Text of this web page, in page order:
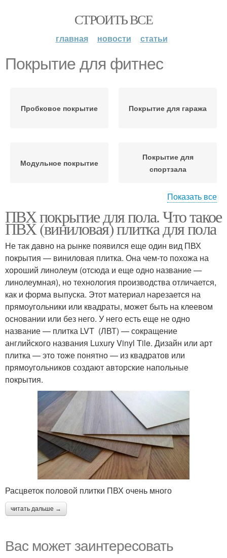
СТРОИТЬ ВСЕ
главная новости статьи
Покрытие для фитнес
Пробковое покрытие Покрытие для гаража
Модульное покрытие
Покрытие для
спортзала
Требования к
напольным покрытиям
Напольное покрытие
Показать все
ПВХ покрытие для пола. Что такое
ПВХ (виниловая) плитка для пола
Не так давно на рынке появился еще один вид ПВХ
покрытия — виниловая плитка. Она чем-то похожа на
хороший линолеум (отсюда и еще одно название —
линолеумная), но технология производства отличается,
как и форма выпуска. Этот материал нарезается на
прямоугольники или квадраты, может быть на клеевом
основании или без него. У него есть еще не одно
название — плитка LVT (ЛВТ) — сокращение
английского названия Luxury Vinyl Tile. Дизайн или арт
плитка — это тоже понятно — из квадратов или
прямоугольников создают авторские напольные
покрытия.
Расцветок половой плитки ПВХ очень много
читать дальше →
Вас может заинтересовать